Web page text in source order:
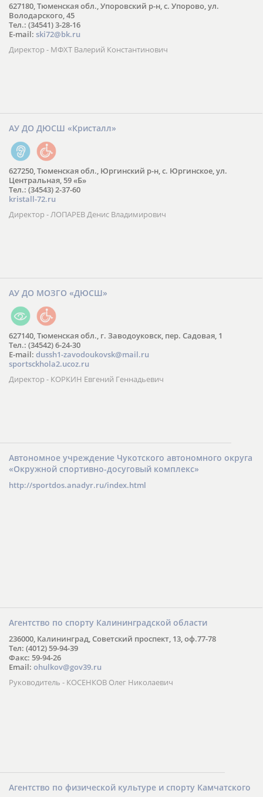
627180, Тюменская обл., Упоровский р-н, с. Упорово, ул.
Володарского, 45
Тел.: (34541) 3-28-16
E-mail: ski72@bk.ru
Директор - МФХТ Валерий Константинович
АУ ДО ДЮСШ «Кристалл»
627250, Тюменская обл., Юргинский р-н, с. Юргинское, ул.
Центральная, 59 «Б»
Тел.: (34543) 2-37-60
kristall-72.ru
Директор - ЛОПАРЕВ Денис Владимирович
АУ ДО МОЗГО «ДЮСШ»
627140, Тюменская обл., г. Заводоуковск, пер. Садовая, 1
Тел.: (34542) 6-24-30
​E-mail: dussh1-zavodoukovsk@mail.ru
sportsckhola2.ucoz.ru
Директор - КОРКИН Евгений Геннадьевич
Автономное учреждение Чукотского автономного округа
«Окружной спортивно-досуговый комплекс»
http://sportdos.anadyr.ru/index.html
Агентство по спорту Калининградской области
236000, Калининград, Советский проспект, 13, оф.77-78
Тел: (4012) 59-94-39
Факс: 59-94-26
Email: ohulkov@gov39.ru
Руководитель - КОСЕНКОВ Олег Николаевич
Агентство по физической культуре и спорту Камчатского